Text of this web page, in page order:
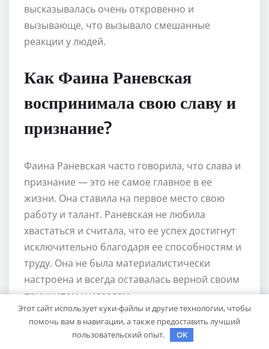
высказывалась очень откровенно и
вызывающе, что вызывало смешанные
реакции у людей.
Как Фаина Раневская
воспринимала свою славу и
признание?
Фаина Раневская часто говорила, что слава и
признание — это не самое главное в ее
жизни. Она ставила на первое место свою
работу и талант. Раневская не любила
хвастаться и считала, что ее успех достигнут
исключительно благодаря ее способностям и
труду. Она не была материалистически
настроена и всегда оставалась верной своим
принципам и идеалам.
Каким образом Фаина
Этот сайт использует куки-файлы и другие технологии, чтобы
помочь вам в навигации, а также предоставить лучший
пользовательский опыт.
OK